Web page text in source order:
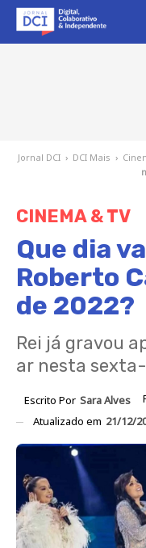
Jornal DCI › DCI Mais ›
CINEMA & TV
Que dia
Roberto
de 2022?
Rei já gravou
ar nesta
Escrito Por Sara Alves
Atualizado em 21/12/